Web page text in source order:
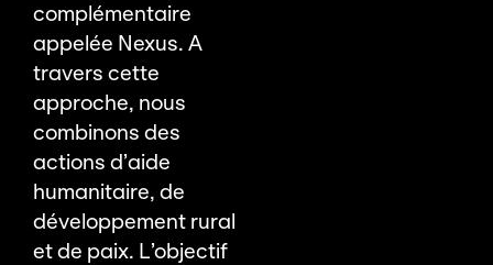
complémentaire
appelée Nexus. A
travers cette
approche, nous
combinons des
actions d’aide
humanitaire, de
développement rural
et de paix. L’objectif